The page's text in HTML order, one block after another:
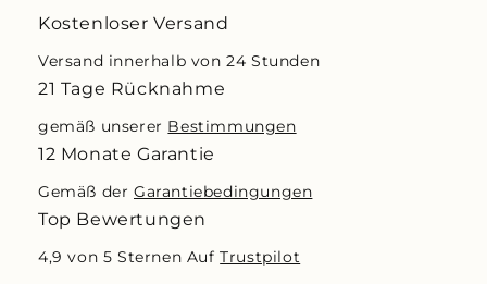
Kostenloser Versand
Versand innerhalb von 24 Stunden
21 Tage Rücknahme
gemäß unserer Bestimmungen
12 Monate Garantie
Gemäß der Garantiebedingungen
Top Bewertungen
4,9 von 5 Sternen AufTrustpilot